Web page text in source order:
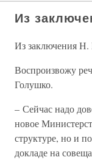
Из
Из заключения
Воспроизвожу
Голушко.
– Сейчас надо
новое
структуре, но и
докладе на